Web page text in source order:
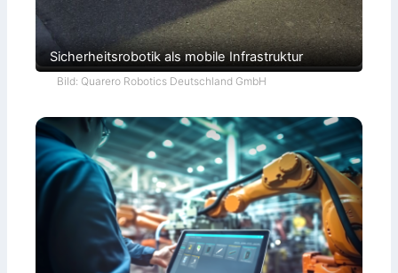
Sicherheitsrobotik als mobile Infrastruktur
Bild: Quarero Robotics Deutschland GmbH